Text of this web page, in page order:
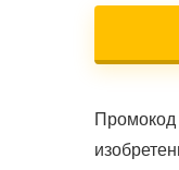
Промокод